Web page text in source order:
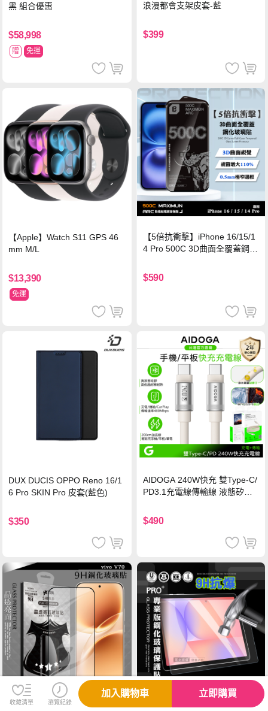
黑 組合優惠
$58,998
贈 免運
浪漫都會支架皮套-藍
$399
【Apple】Watch S11 GPS 46
mm M/L
$13,390
免運
【5倍抗衝擊】iPhone 16/15/1
4 Pro 500C 3D曲面全覆蓋鋼化
保護貼
$590
DUX DUCIS OPPO Reno 16/1
6 Pro SKIN Pro 皮套(藍色)
$350
AIDOGA 240W快充 雙Type-C/
PD3.1充電線傳輸線 液態矽膠
機/平板/筆電
$490
收藏清單 瀏覽紀錄
加入購物車 立即購買